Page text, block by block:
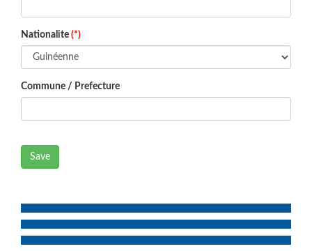
Nationalite (*)
Commune / Prefecture
Save